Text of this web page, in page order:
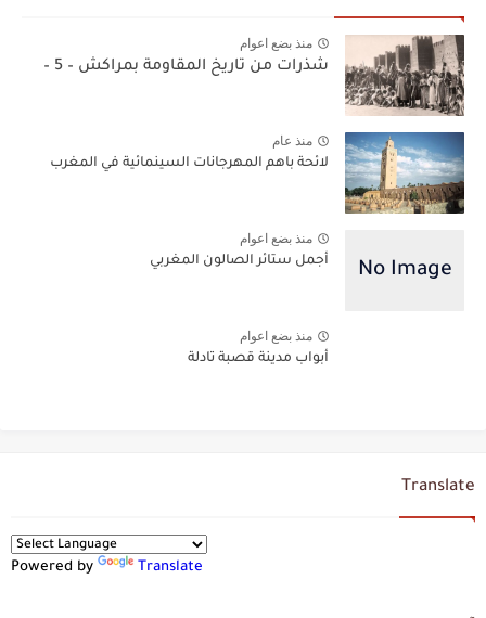
منذ بضع اعوام
شذرات من تاريخ المقاومة بمراكش – 5 –
منذ عام
لائحة باهم المهرجانات السينمائية في المغرب
منذ بضع اعوام
أجمل ستائر الصالون المغربي
منذ بضع اعوام
أبواب مدينة قصبة تادلة
Translate
Powered by Translate